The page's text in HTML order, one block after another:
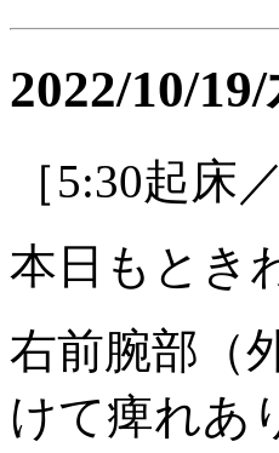
2022/10/
［5:30起床
本日もとき
右前腕部（
けて痺れあ